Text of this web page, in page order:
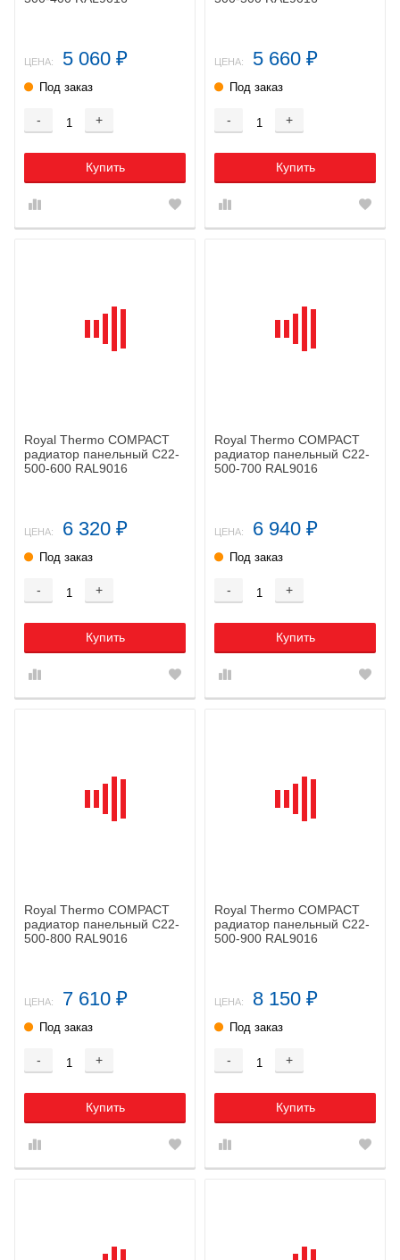
ЦЕНА: 5 060 ₽
Под заказ
- +
Купить
ЦЕНА: 5 660 ₽
Под заказ
- +
Купить
Royal Thermo COMPACT
радиатор панельный C22-
500-600 RAL9016
ЦЕНА: 6 320 ₽
Под заказ
- +
Купить
Royal Thermo COMPACT
радиатор панельный C22-
500-700 RAL9016
ЦЕНА: 6 940 ₽
Под заказ
- +
Купить
Royal Thermo COMPACT
радиатор панельный C22-
500-800 RAL9016
ЦЕНА: 7 610 ₽
Под заказ
- +
Купить
Royal Thermo COMPACT
радиатор панельный C22-
500-900 RAL9016
ЦЕНА: 8 150 ₽
Под заказ
- +
Купить